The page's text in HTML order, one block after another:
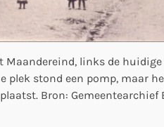
Maandereind, links de
plek stond een pomp, maar
Bron: Gemeentearchief